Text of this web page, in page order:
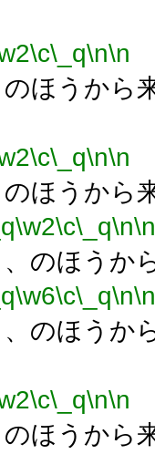
\c\_q\n\n
のほうから
\c\_q\n\n
のほうから
\w2\c\_q\n\n
、のほうか
\w6\c\_q\n\n
、のほうか
\c\_q\n\n
のほうから